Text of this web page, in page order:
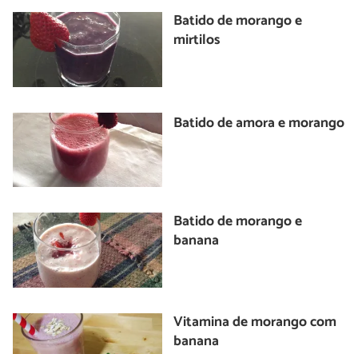
Batido de morango e
mirtilos
Batido de amora e morango
Batido de morango e
banana
Vitamina de morango com
banana